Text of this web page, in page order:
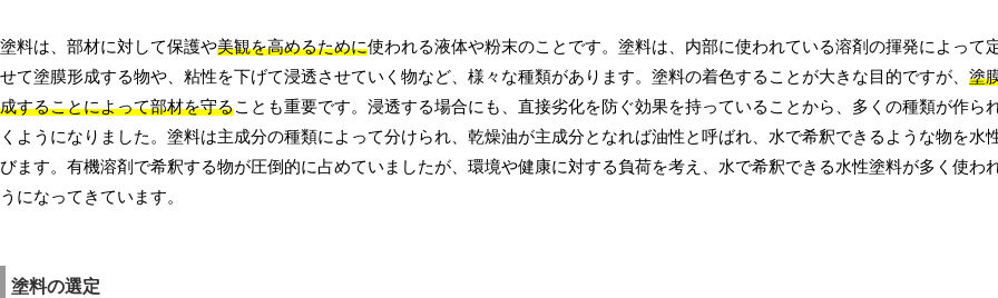
塗料は、部材に対して保護や美観を高めるために使われる液体や粉末のことです。塗料は、内部に使われている溶剤の揮発によって
せて塗膜形成する物や、粘性を下げて浸透させていく物など、様々な種類があります。塗料の着色することが大きな目的ですが、 塗
成することによって部材を守ることも重要です。浸透する場合にも、直接劣化を防ぐ効果を持っていることから、多くの種類が作ら
くようになりました。塗料は主成分の種類によって分けられ、乾燥油が主成分となれば油性と呼ばれ、水で希釈できるような物を水
びます。有機溶剤で希釈する物が圧倒的に占めていましたが、環境や健康に対する負荷を考え、水で希釈できる水性塗料が多く使わ
うになってきています。
塗料の選定